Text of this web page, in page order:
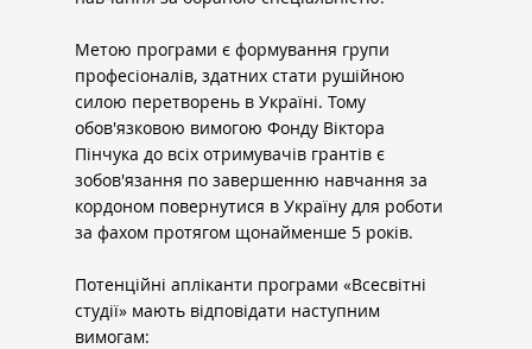
Метою програми є формування групи
професіоналів, здатних стати рушійною
силою перетворень в Україні. Тому
обов'язковою вимогою Фонду Віктора
Пінчука до всіх отримувачів грантів є
зобов'язання по завершенню навчання за
кордоном повернутися в Україну для роботи
за фахом протягом щонайменше 5 років.
Потенційні апліканти програми «Всесвітні
студії» мають відповідати наступним
вимогам: